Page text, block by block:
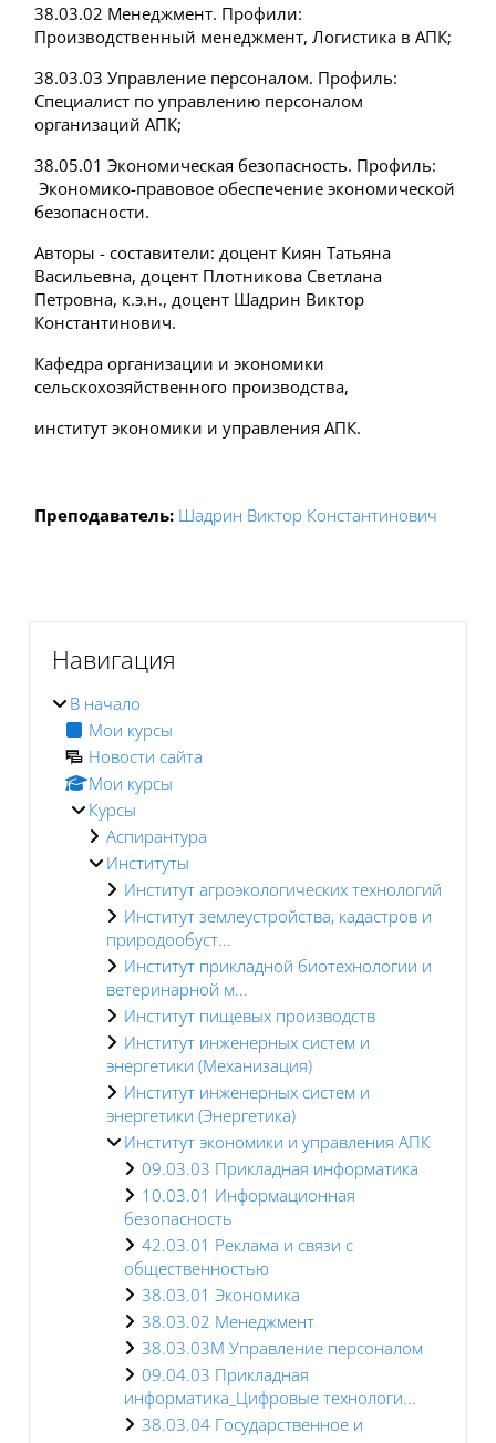
38.03.02 Менеджмент. Профили:
Производственный менеджмент, Логистика в АПК;
38.03.03 Управление персоналом. Профиль:
Специалист по управлению персоналом
организаций АПК;
38.05.01 Экономическая безопасность. Профиль:
Экономико-правовое обеспечение экономической
безопасности.
Авторы - составители: доцент Киян Татьяна
Васильевна, доцент Плотникова Светлана
Петровна, к.э.н., доцент Шадрин Виктор
Константинович.
Кафедра организации и экономики
сельскохозяйственного производства,
институт экономики и управления АПК.
Преподаватель: Шадрин Виктор Константинович
Блоки
Навигация
В начало
Мои курсы
Новости сайта
Мои курсы
Курсы
Аспирантура
Институты
Институт агроэкологических технологий
Институт землеустройства, кадастров и
природообуст...
Институт прикладной биотехнологии и
ветеринарной м...
Институт пищевых производств
Институт инженерных систем и
энергетики (Механизация)
Институт инженерных систем и
энергетики (Энергетика)
Институт экономики и управления АПК
09.03.03 Прикладная информатика
10.03.01 Информационная
безопасность
42.03.01 Реклама и связи с
общественностью
38.03.01 Экономика
38.03.02 Менеджмент
38.03.03M Управление персоналом
09.04.03 Прикладная
информатика_Цифровые технологи...
38.03.04 Государственное и